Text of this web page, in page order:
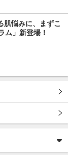
肌悩みに、まずこ
ム」新登場！